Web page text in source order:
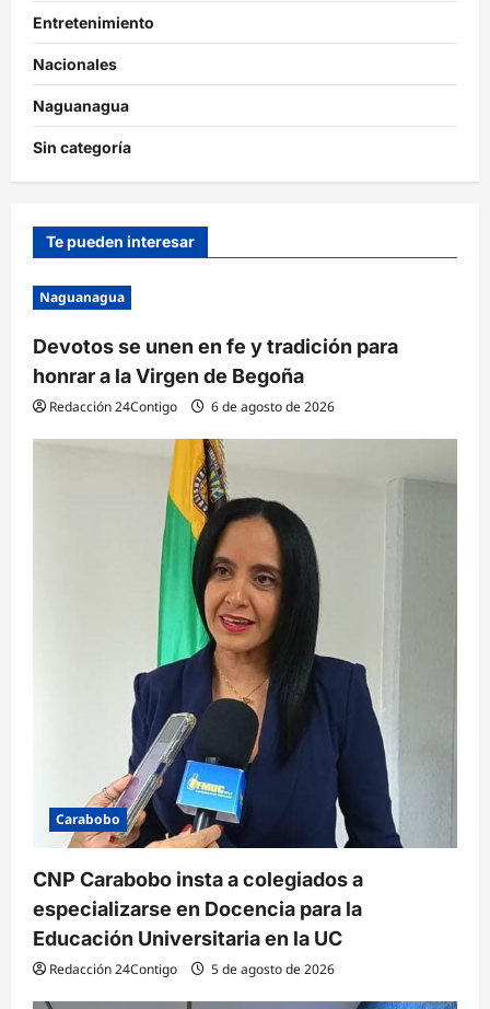
Entretenimiento
Nacionales
Naguanagua
Sin categoría
Te pueden interesar
Naguanagua
Devotos se unen en fe y tradición para
honrar a la Virgen de Begoña
Redacción 24Contigo 6 de agosto de 2026
Carabobo
CNP Carabobo insta a colegiados a
especializarse en Docencia para la
Educación Universitaria en la UC
Redacción 24Contigo 5 de agosto de 2026